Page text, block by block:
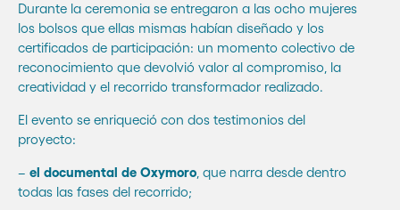
Durante la ceremonia se entregaron a las ocho mujeres
los bolsos que ellas mismas habían diseñado y los
certificados de participación: un momento colectivo de
reconocimiento que devolvió valor al compromiso, la
creatividad y el recorrido transformador realizado.
El evento se enriqueció con dos testimonios del
proyecto:
– el documental de Oxymoro , que narra desde dentro
todas las fases del recorrido;